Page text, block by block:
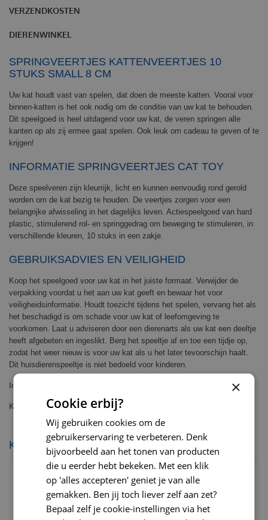
VERZENDKOSTEN
DIERENWINKEL
SPRINGVEERTJES KATTENVEERTJES 10
STUKS SMALL 8 CM
Uw kat houdt vast van spelen, dat doen de meeste katten. Vooral voor
binnen-katten is het ook nodig om de conditie van uw kat te behouden.
Dit speelgoed is heel uitdagend voor uw kat, de veren springen alle
kanten op als zij ermee gaat spelen. Ook leuk om cadeau te geven of te
krijgen!
INFORMATIE SPRINGVEERTJES CAT TOY
Deze speelveren zijn kleurrijk, licht en kunnen eenvoudig rond gerold
worden om de kat bezig te houden. De veertjes zorgen voor een
belangrijke afwisseling in het dagelijks leven. Actiespeelgoed van hard
plastic, stimulerend rol- en springgedrag om beweging te stimuleren, in
verschillende kleuren, 10 stuks in een zakje.
GEBRUIKSADVIES EN VEILIGHEID
Koop het speelgoed voor uw kat in het juiste formaat. Verwijder de
verpakking voordat u het aan uw kat geeft en bewaar het voor
veiligheidsinformatie. Houdt toezicht tijdens het spelen, vervang het als
het beschadigd is om schade voor uw kat of leefomgeving te
voorkomen. Laat u adviseren door een dierenarts als uw kat een deeltje
heeft afgebeten en ingeslikt. Berg het speeltje af en toe een tijdje op,
zodat het weer nieuw is voor uw kat als u het later tevoorschijn haalt.
Dit huisdierenspeeltje is niet bedoeld voor kinderen.
Inhoud: 10 stuks
Kleur: verschillende kleuren in 1 zakje
KIJK OOK EENS NAAR:
×
Cookie erbij?
Wij gebruiken cookies om de
gebruikerservaring te verbeteren. Denk
bijvoorbeeld aan het tonen van producten
die u eerder hebt bekeken. Met een klik
op 'alles accepteren' geniet je van alle
gemakken. Ben jij toch liever zelf aan zet?
Bepaal zelf je cookie-instellingen via het